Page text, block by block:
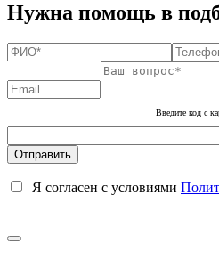
Нужна помощь в
Введите код с
Я согласен с условиями